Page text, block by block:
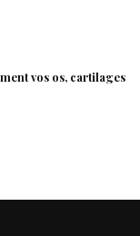
vos os, cartilages